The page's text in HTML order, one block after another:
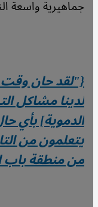
جماهيرية واسعة
{"لقد حان وقت
لدينا مشاكل
الدموية] بأي
يتعلمون من
من منطقة باب